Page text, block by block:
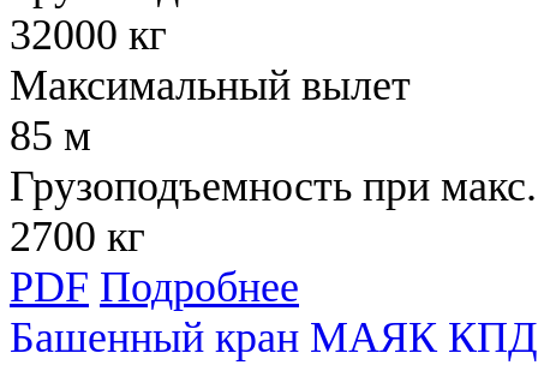
32000 кг
Максимальный вылет
85 м
Грузоподъемность при
2700 кг
PDF Подробнее
Башенный кран МАЯК КПД